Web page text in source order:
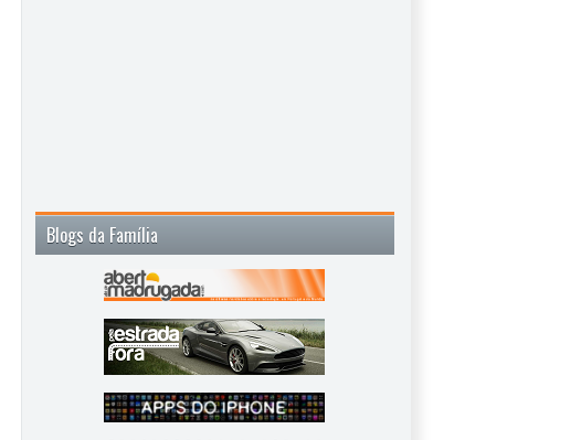
Blogs da Família